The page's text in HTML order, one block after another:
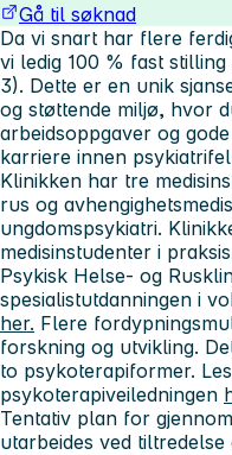
Gå til søknad
Da vi snart har flere
vi ledig 100 % fast
3). Dette er en unik
og støttende miljø, hvor
arbeidsoppgaver og
karriere innen
Klinikken har tre
rus og
ungdomspsykiatri.
medisinstudenter i
Psykisk Helse- og
spesialistutdanningen i
her. Flere
forskning og utvikling.
to psykoterapiformer.
psykoterapiveiledningen
Tentativ plan for
utarbeides ved tiltredelse